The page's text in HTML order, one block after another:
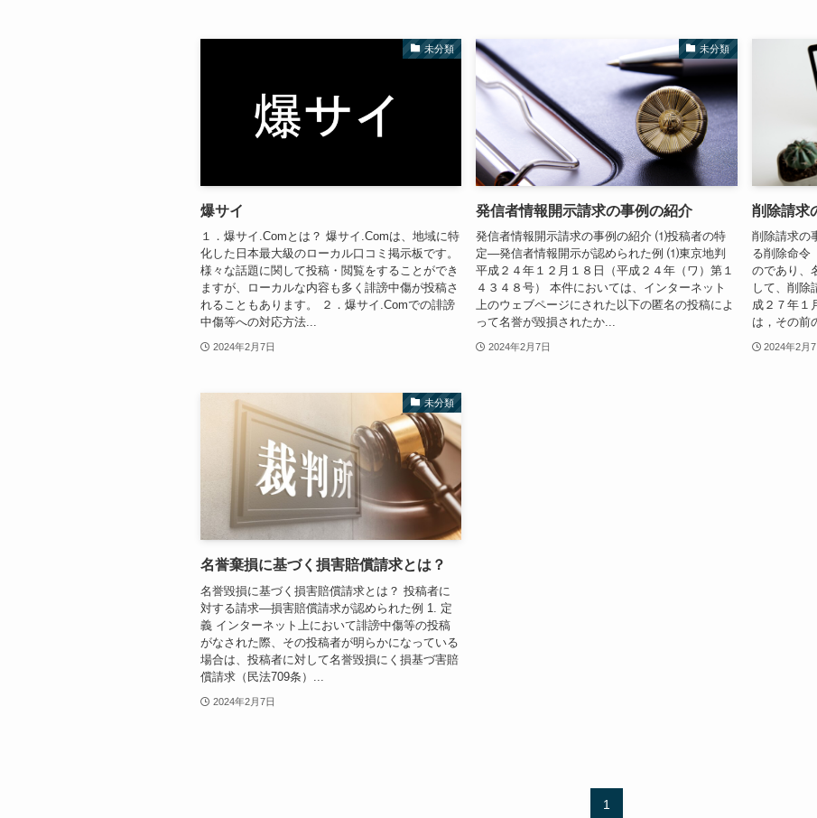
未分類
爆サイ
１．爆サイ.Comとは？ 爆サイ.Comは、地域に特
化した日本最大級のローカル口コミ掲示板です。
様々な話題に関して投稿・閲覧をすることができ
ますが、ローカルな内容も多く誹謗中傷が投稿さ
れることもあります。 ２．爆サイ.Comでの誹謗
中傷等への対応方法...
2024年2月7日
未分類
発信者情報開示請求の事例の紹介
発信者情報開示請求の事例の紹介 ⑴投稿者の特
定―発信者情報開示が認められた例 ⑴東京地判
平成２４年１２月１８日（平成２４年（ワ）第１
４３４８号） 本件においては、インターネット
上のウェブページにされた以下の匿名の投稿によ
って名誉が毀損されたか...
2024年2月7日
削除請求
削除請求の
る削除命令
のであり、
して、削除
成２７年１
は，その前
2024年2月7
未分類
名誉棄損に基づく損害賠償請求とは？
名誉毀損に基づく損害賠償請求とは？ 投稿者に
対する請求―損害賠償請求が認められた例 1. 定
義 インターネット上において誹謗中傷等の投稿
がなされた際、その投稿者が明らかになっている
場合は、投稿者に対して名誉毀損にく損基づ害賠
償請求（民法709条）...
2024年2月7日
1